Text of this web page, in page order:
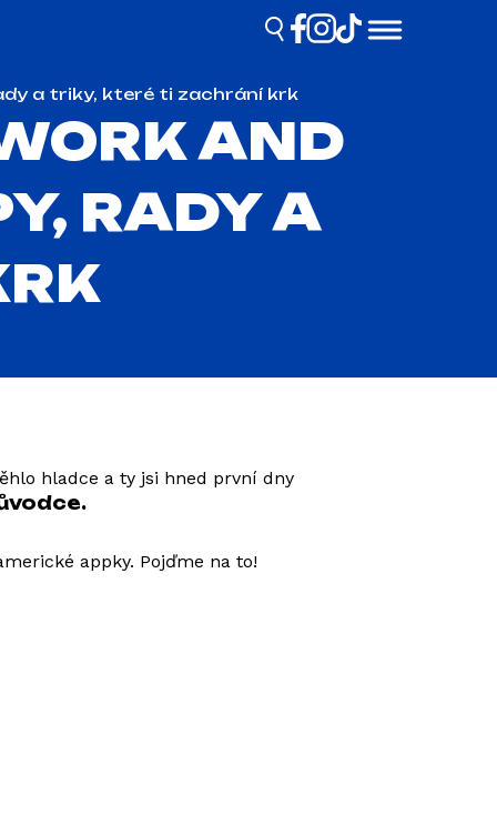
a triky, které ti zachrání krk
AND
RADY A
hladce a ty jsi hned první dny
appky. Pojďme na to!